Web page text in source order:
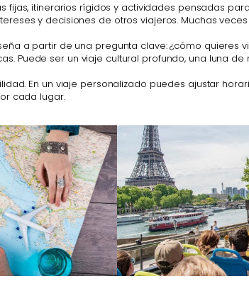
fijas, itinerarios rígidos y actividades pensadas
y decisiones de otros viajeros. Muchas
a partir de una pregunta clave: ¿cómo quieres
Puede ser un viaje cultural profundo, una luna
En un viaje personalizado puedes ajustar
cada lugar.